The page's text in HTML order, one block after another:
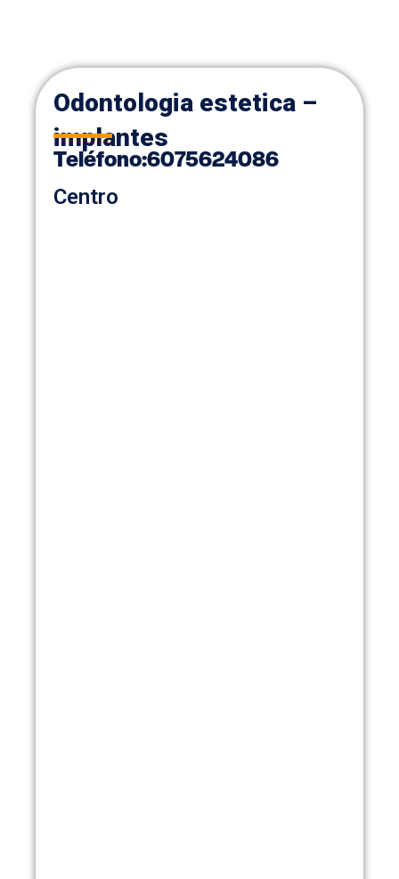
Odontologia estetica –
implantes
Teléfono:6075624086
Centro